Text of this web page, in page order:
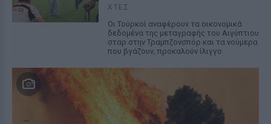
ΧΤΕΣ
Οι Τούρκοί αναφέρουν τα οικονομικά
δεδομένα της μεταγραφής του Αιγύπτιου
σταρ στην Τραμπζονσπόρ και τα νούμερα
που βγάζουν, προκαλούν ίλιγγο